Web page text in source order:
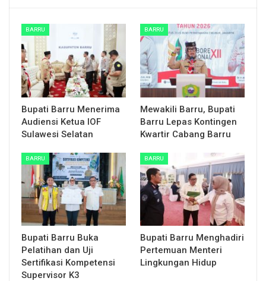
BARRU
Bupati Barru Menerima
Audiensi Ketua IOF
Sulawesi Selatan
BARRU
Mewakili Barru, Bupati
Barru Lepas Kontingen
Kwartir Cabang Barru
BARRU
Bupati Barru Buka
Pelatihan dan Uji
Sertifikasi Kompetensi
Supervisor K3
BARRU
Bupati Barru Menghadiri
Pertemuan Menteri
Lingkungan Hidup